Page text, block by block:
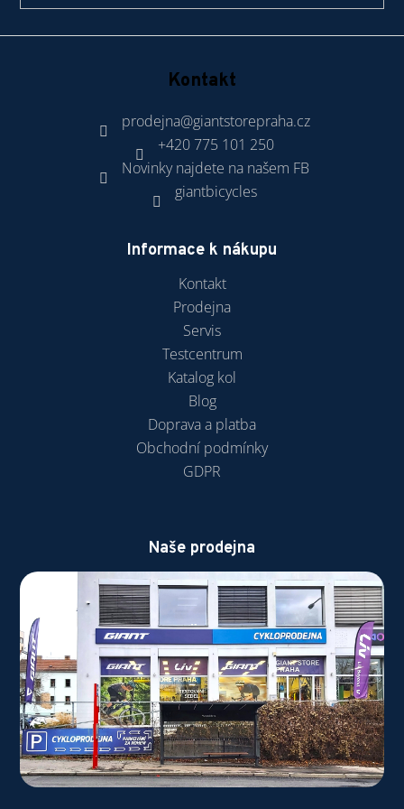
Kontakt
prodejna@giantstorepraha.cz
+420 775 101 250
Novinky najdete na našem FB
giantbicycles
Informace k nákupu
Kontakt
Prodejna
Servis
Testcentrum
Katalog kol
Blog
Doprava a platba
Obchodní podmínky
GDPR
Naše prodejna